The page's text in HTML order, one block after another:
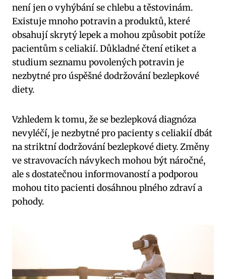
není⁢ jen o vyhýbání se chlebu a těstovinám.
Existuje mnoho potravin a⁢ produktů, které
obsahují skrytý lepek a mohou způsobit‌ potíže
pacientům s celiakií. Důkladné čtení etiket a⁣
studium seznamu povolených ‍potravin je
nezbytné pro úspěšné ‌dodržování bezlepkové⁢
diety.​
Vzhledem k tomu, že se bezlepková diagnóza
nevyléčí, ⁣je nezbytné ⁣pro pacienty s celiakií dbát
na​ striktní⁣ dodržování bezlepkové diety. ⁢Změny
ve stravovacích návykech mohou být náročné,
‌ale s dostatečnou informovaností a​ podporou
mohou tito pacienti dosáhnou plného zdraví a
pohody.